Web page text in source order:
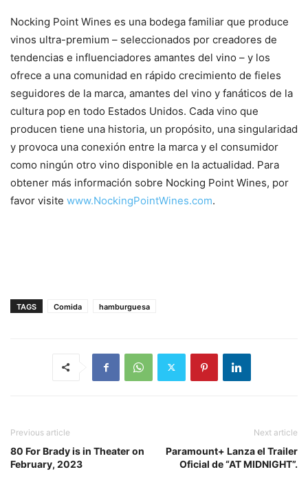
Nocking Point Wines es una bodega familiar que produce
vinos ultra-premium – seleccionados por creadores de
tendencias e influenciadores amantes del vino – y los
ofrece a una comunidad en rápido crecimiento de fieles
seguidores de la marca, amantes del vino y fanáticos de la
cultura pop en todo Estados Unidos. Cada vino que
producen tiene una historia, un propósito, una singularidad
y provoca una conexión entre la marca y el consumidor
como ningún otro vino disponible en la actualidad. Para
obtener más información sobre Nocking Point Wines, por
favor visite www.NockingPointWines.com.
TAGS Comida hamburguesa
Previous article
80 For Brady is in Theater on
February, 2023
Next article
Paramount+ Lanza el Trailer
Oficial de “AT MIDNIGHT”.